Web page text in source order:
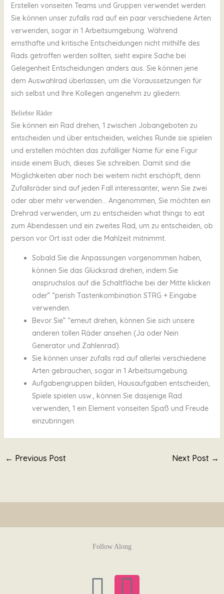
Erstellen vonseiten Teams und Gruppen verwendet werden.
Sie können unser zufalls rad auf ein paar verschiedene Arten
verwenden, sogar in 1 Arbeitsumgebung. Während
ernsthafte und kritische Entscheidungen nicht mithilfe des
Rads getroffen werden sollten, sieht expire Sache bei
Gelegenheit Entscheidungen anders aus. Sie können jene
dem Auswahlrad überlassen, um die Voraussetzungen für
sich selbst und Ihre Kollegen angenehm zu gliedern.
Beliebte Räder
Sie können ein Rad drehen, 1 zwischen Jobangeboten zu
entscheiden und über entscheiden, welches Runde sie spielen
und erstellen möchten das zufälliger Name für eine Figur
inside einem Buch, dieses Sie schreiben. Damit sind die
Möglichkeiten aber noch bei weitem nicht erschöpft, denn
Zufallsräder sind auf jeden Fall interessanter, wenn Sie zwei
oder aber mehr verwenden… Angenommen, Sie möchten ein
Drehrad verwenden, um zu entscheiden what things to eat
zum Abendessen und ein zweites Rad, um zu entscheiden, ob
person vor Ort isst oder die Mahlzeit mitnimmt.
Sobald Sie die Anpassungen vorgenommen haben,
können Sie das Glücksrad drehen, indem Sie
anspruchslos auf die Schaltfläche bei der Mitte klicken
oder” “perish Tastenkombination STRG + Eingabe
verwenden.
Bevor Sie” “erneut drehen, können Sie sich unsere
anderen tollen Räder ansehen (Ja oder Nein
Generator und Zahlenrad).
Sie können unser zufalls rad auf allerlei verschiedene
Arten gebrauchen, sogar in 1 Arbeitsumgebung.
Aufgabengruppen bilden, Hausaufgaben entscheiden,
Spiele spielen usw., können Sie dasjenige Rad
verwenden, 1 ein Element vonseiten Spaß und Freude
einzubringen.
← Previous Post Next Post →
Follow Along
F I